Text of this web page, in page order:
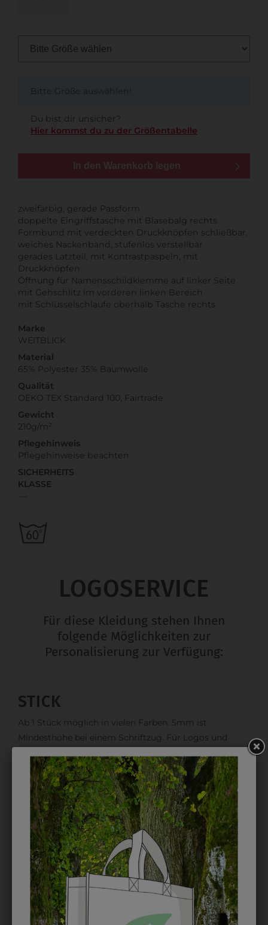
Bitte Größe auswählen!
Du bist dir unsicher?
Hier kommst du zu der Größentabelle
In den Warenkorb legen
zweifärbig, gerade Passform
doppelte Eingriffstasche mit Blasebalg rechts
Formbund mit verdeckten Druckknöpfen schließbar,
weiches Nackenband, stufenlos verstellbar
gerades Latzteil, mit Kontrastpaspeln, mit
Druckknöpfen
Öffnung für Namensschildklemme auf linker Seite
mit Gehschlitz im vorderen linken Bereich
mit Schlüsselschlaufe oberhalb Tasche rechts
Marke
WEITBLICK
Material
65% Polyester 35% Baumwolle
Qualität
OEKO TEX Standard 100, Fairtrade
Gewicht
210g/m²
Pflegehinweis
Pflegehinweise beachten
SICHERHEITS
KLASSE
LOGOSERVICE
Für diese Kleidung stehen Ihnen
folgende Möglichkeiten zur
Personalisierung zur Verfügung:
STICK
Ab 1 Stück möglich in vielen Farben. 5mm ist
Mindesthöhe bei einem Schriftzug. Für Logos und
EMBLEM
Kann gestickt oder bedruckt werden. Sehr vielseitig
einsetzbar und beim Sticken wieder ab 1 Stück
möglich.
DRUCK
Perfekt für große Logos und für kleine Details, jedoch
kostet jede Farbe extra und ist erst ab 12 Stück
möglich. Waschbar bis zu 60°C.